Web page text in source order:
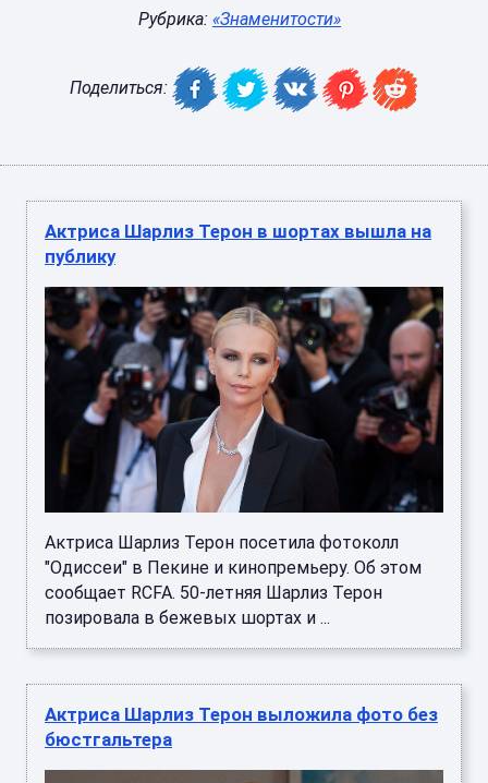
Рубрика: «Знаменитости»
Поделиться:
Актриса Шарлиз Терон в шортах вышла на
публику
Актриса Шарлиз Терон посетила фотоколл
"Одиссеи" в Пекине и кинопремьеру. Об этом
сообщает RCFA. 50-летняя Шарлиз Терон
позировала в бежевых шортах и ...
Актриса Шарлиз Терон выложила фото без
бюстгальтера